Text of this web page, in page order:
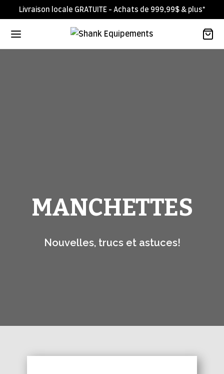
Livraison locale GRATUITE - Achats de 999,99$ & plus*
MANCHETTES
Nouvelles, trucs et astuces!